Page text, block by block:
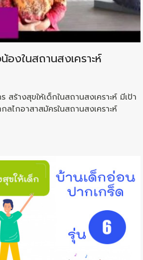
องในสถานสงเคราะห์
สร้างสุขให้เด็กในสถานสงเคราะห์ มีเป้า
ไกอาสาสมัครในส­­ถานสงเคราะห์